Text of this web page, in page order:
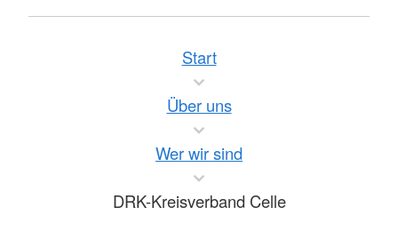
Start
Über uns
Wer wir sind
DRK-Kreisverband Celle